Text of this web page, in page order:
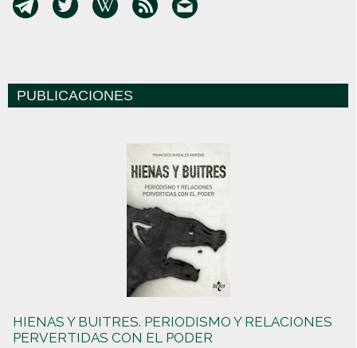
PUBLICACIONES
HIENAS Y BUITRES. PERIODISMO Y RELACIONES
PERVERTIDAS CON EL PODER